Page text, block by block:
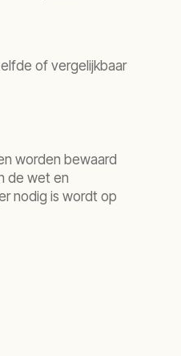
of vergelijkbaar
worden bewaard
de wet en
nodig is wordt op